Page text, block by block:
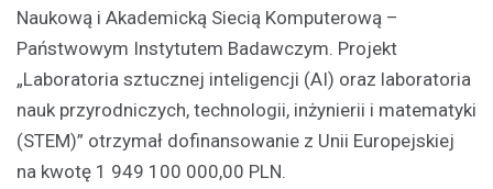
Naukową i Akademicką Siecią Komputerową –
Państwowym Instytutem Badawczym. Projekt
„Laboratoria sztucznej inteligencji (AI) oraz laboratoria
nauk przyrodniczych, technologii, inżynierii i matematyki
(STEM)” otrzymał dofinansowanie z Unii Europejskiej
na kwotę 1 949 100 000,00 PLN.